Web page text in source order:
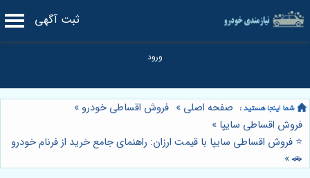
ثبت آگهی
صفحه اصلی » فروش اقساطی خودرو »
فروش اقساطی سایپا »
⭐️ فروش اقساطی سایپا با قیمت ارزان: راهنمای جامع خرید از فرنام خودرو
🚗
»